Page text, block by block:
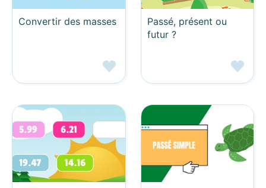
Convertir des masses
Passé, présent ou
futur ?